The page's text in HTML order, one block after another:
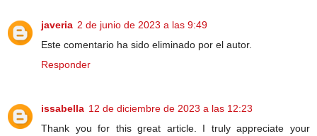
javeria 2 de junio de 2023 a las 9:49
Este comentario ha sido eliminado por el autor.
Responder
issabella 12 de diciembre de 2023 a las 12:23
Thank you for this great article. I truly appreciate your